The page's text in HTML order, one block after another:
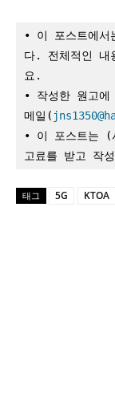
• 이 포스트에서
다. 전체적인 내
요.
• 작성한 원고
메일(
• 이 포스트는 (
고료를 받고 작
태그 5G KTOA